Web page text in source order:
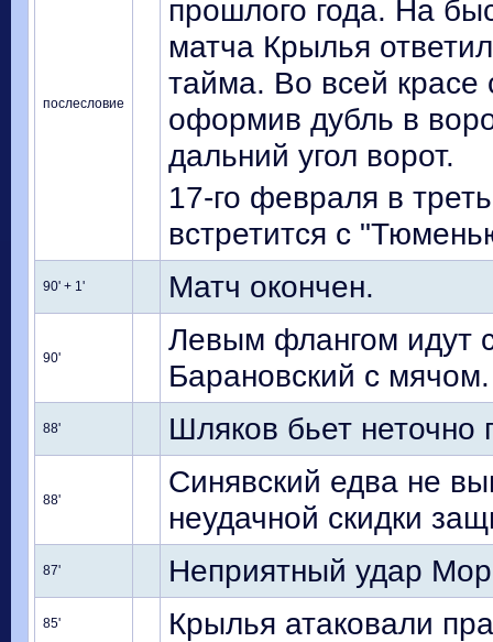
послесловие
прошлого года. На
матча Крылья
тайма. Во всей красе
оформив дубль в
дальний угол ворот.
17-го февраля в
встретится с
90' + 1' Матч окончен.
90'
Левым флангом идут
Барановский с мячом.
88' Шляков бьет
88'
Синявский едва не
неудачной скидки
87' Неприятный удар
85' Крылья атаковали